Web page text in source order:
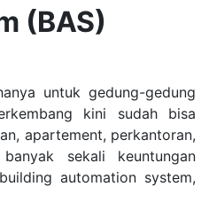
(BAS)
untuk gedung-gedung
kini sudah bisa
apartement, perkantoran,
sekali keuntungan
automation system,